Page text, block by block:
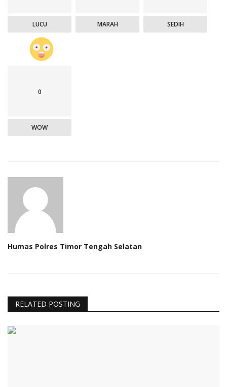
LUCU MARAH SEDIH
0
WOW
Humas Polres Timor Tengah Selatan
RELATED POSTING